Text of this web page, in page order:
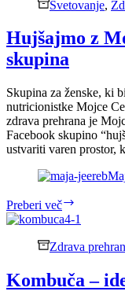
hrbtenice
Svetovanje,
Hujšajmo z
skupina
Skupina za ženske, ki
nutricionistke Mojce
zdrava prehrana je
Facebook skupino
ustvariti varen prostor,
Preberi več
z
Cepuš
brezplačna
skupina
Zdrava
Kombuča –